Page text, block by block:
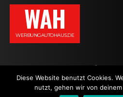
WAH
WERBUNGAUTOHAUS.DE
AGB DATENSCHUTZERKLÄRUNG
Diese Website benutzt Cookies.
nutzt, gehen wir von